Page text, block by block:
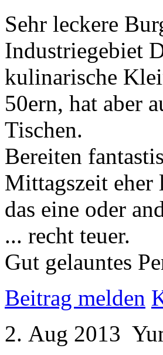
Sehr leckere
Industriegebiet
kulinarische
50ern, hat aber
Tischen.
Bereiten
Mittagszeit eher
das eine oder
... recht teuer.
Gut gelauntes
Beitrag melden
2. Aug 2013